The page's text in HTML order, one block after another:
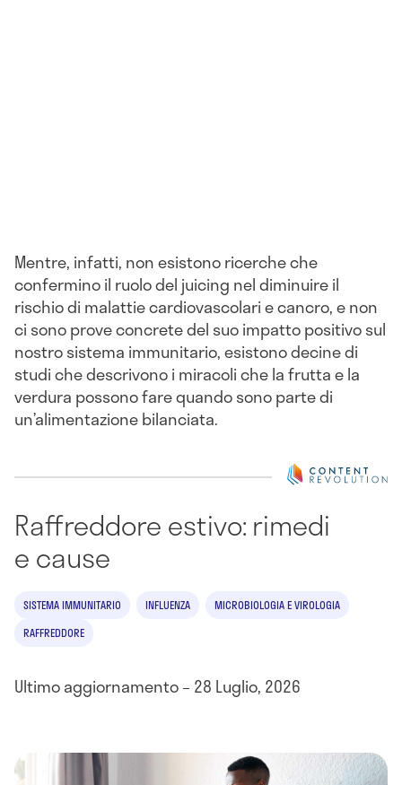
Mentre, infatti, non esistono ricerche che
confermino il ruolo del juicing nel diminuire il
rischio di malattie cardiovascolari e cancro, e non
ci sono prove concrete del suo impatto positivo sul
nostro sistema immunitario, esistono decine di
studi che descrivono i miracoli che la frutta e la
verdura possono fare quando sono parte di
un’alimentazione bilanciata.
Raffreddore estivo: rimedi
e cause
SISTEMA IMMUNITARIO INFLUENZA
MICROBIOLOGIA E VIROLOGIA
RAFFREDDORE
Ultimo aggiornamento – 28 Luglio, 2026